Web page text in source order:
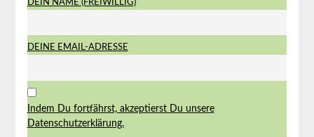
DEIN NAME (FREIWILLIG)
DEINE EMAIL-ADRESSE
Indem Du fortfährst, akzeptierst Du unsere
Datenschutzerklärung.